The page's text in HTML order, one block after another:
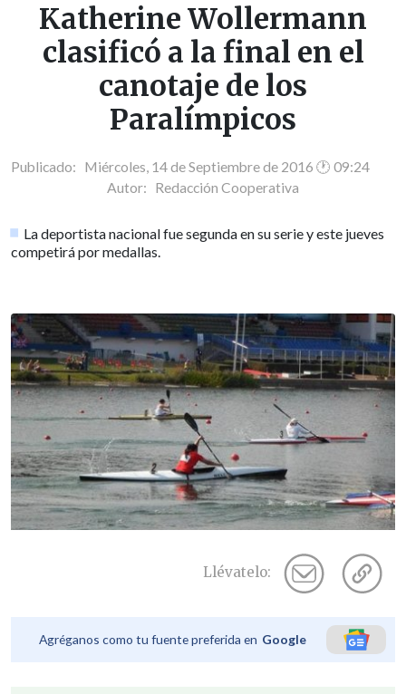
Katherine Wollermann
clasificó a la final en el
canotaje de los
Paralímpicos
Publicado: Miércoles, 14 de Septiembre de 2016 🕐 09:24
Autor: Redacción Cooperativa
La deportista nacional fue segunda en su serie y este jueves
competirá por medallas.
Llévatelo:
Agréganos como tu fuente preferida en Google